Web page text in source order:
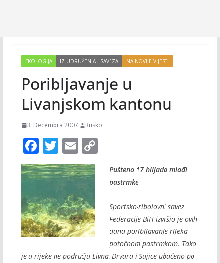
EKOLOGIJA IZ UDRUŽENJA I SAVEZA NAJNOVIJE VIJESTI
Poribljavanje u
Livanjskom kantonu
3. Decembra 2007. Rusko
F
ac
e
b
o
o
k
T
w
itt
er
E
m
ai
l
C
Li
Pušteno 17 hiljada mlađi
pastrmke
Sportsko-ribolovni savez
Federacije BiH izvršio je ovih
dana poribljavanje rijeka
potočnom pastrmkom. Tako
je u rijeke ne području Livna, Drvara i Sujice ubačeno po